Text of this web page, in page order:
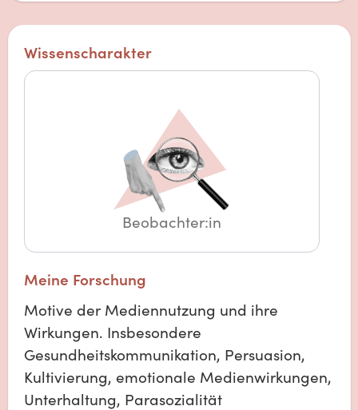
Wissenscharakter
Beobachter:in
Meine Forschung
Motive der Mediennutzung und ihre
Wirkungen. Insbesondere
Gesundheitskommunikation, Persuasion,
Kultivierung, emotionale Medienwirkungen,
Unterhaltung, Parasozialität